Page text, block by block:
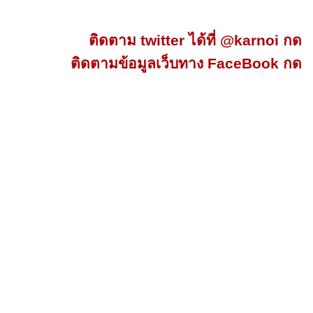
ติดตาม twitter ได้ที่ @karnoi กด
ติดตามข้อมูลเว็บทาง FaceBook กด